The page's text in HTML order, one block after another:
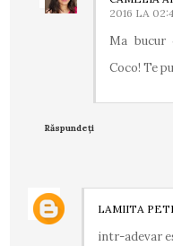
2016 LA
Ma
Coco! Te
Răspundeți
LAMIITA
intr-adevar